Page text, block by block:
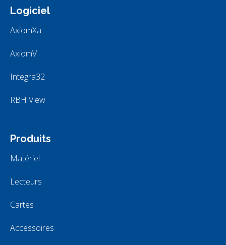
Logiciel
AxiomXa
AxiomV
Integra32
RBH View
Produits
Matériel
Lecteurs
Cartes
Accessoires